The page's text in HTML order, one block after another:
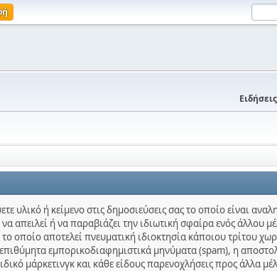
ή κείμενο στις δημοσιεύσεις σας το οποίο είναι
ή να παραβιάζει την ιδιωτική σφαίρα ενός άλλου
οποίο αποτελεί πνευματική ιδιοκτησία κάποιου τρίτου
εμπορικοδιαφημιστικά μηνύματα (spam), η
μάρκετινγκ και κάθε είδους παρενοχλήσεις προς άλλα